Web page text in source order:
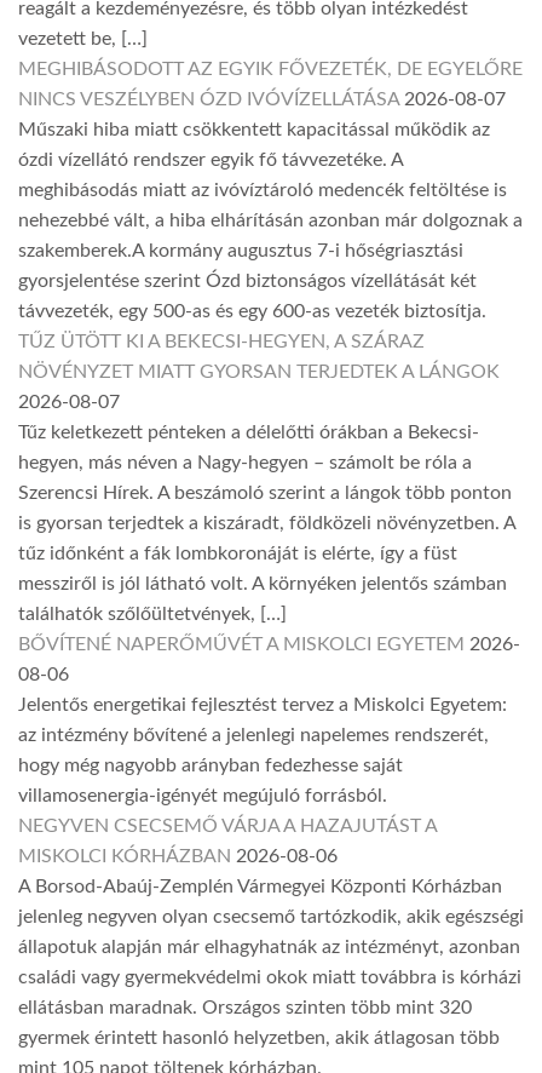
reagált a kezdeményezésre, és több olyan intézkedést
vezetett be, […]
MEGHIBÁSODOTT AZ EGYIK FŐVEZETÉK, DE EGYELŐRE
NINCS VESZÉLYBEN ÓZD IVÓVÍZELLÁTÁSA 2026-08-07
Műszaki hiba miatt csökkentett kapacitással működik az
ózdi vízellátó rendszer egyik fő távvezetéke. A
meghibásodás miatt az ivóvíztároló medencék feltöltése is
nehezebbé vált, a hiba elhárításán azonban már dolgoznak a
szakemberek.A kormány augusztus 7-i hőségriasztási
gyorsjelentése szerint Ózd biztonságos vízellátását két
távvezeték, egy 500-as és egy 600-as vezeték biztosítja.
TŰZ ÜTÖTT KI A BEKECSI-HEGYEN, A SZÁRAZ
NÖVÉNYZET MIATT GYORSAN TERJEDTEK A LÁNGOK
2026-08-07
Tűz keletkezett pénteken a délelőtti órákban a Bekecsi-
hegyen, más néven a Nagy-hegyen – számolt be róla a
Szerencsi Hírek. A beszámoló szerint a lángok több ponton
is gyorsan terjedtek a kiszáradt, földközeli növényzetben. A
tűz időnként a fák lombkoronáját is elérte, így a füst
messziről is jól látható volt. A környéken jelentős számban
találhatók szőlőültetvények, […]
BŐVÍTENÉ NAPERŐMŰVÉT A MISKOLCI EGYETEM 2026-
08-06
Jelentős energetikai fejlesztést tervez a Miskolci Egyetem:
az intézmény bővítené a jelenlegi napelemes rendszerét,
hogy még nagyobb arányban fedezhesse saját
villamosenergia-igényét megújuló forrásból.
NEGYVEN CSECSEMŐ VÁRJA A HAZAJUTÁST A
MISKOLCI KÓRHÁZBAN 2026-08-06
A Borsod-Abaúj-Zemplén Vármegyei Központi Kórházban
jelenleg negyven olyan csecsemő tartózkodik, akik egészségi
állapotuk alapján már elhagyhatnák az intézményt, azonban
családi vagy gyermekvédelmi okok miatt továbbra is kórházi
ellátásban maradnak. Országos szinten több mint 320
gyermek érintett hasonló helyzetben, akik átlagosan több
mint 105 napot töltenek kórházban.